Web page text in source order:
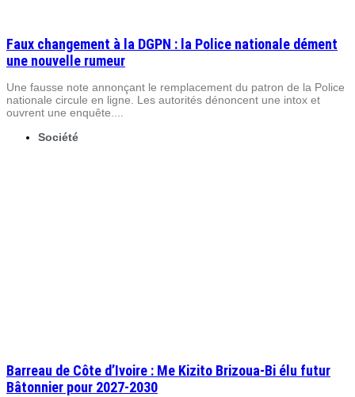
Faux changement à la DGPN : la Police nationale dément
une nouvelle rumeur
Une fausse note annonçant le remplacement du patron de la Police
nationale circule en ligne. Les autorités dénoncent une intox et
ouvrent une enquête....
Société
Barreau de Côte d’Ivoire : Me Kizito Brizoua-Bi élu futur
Bâtonnier pour 2027-2030